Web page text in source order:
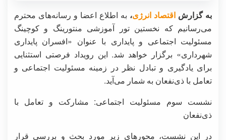
به گزارش اقتصاد انرژی، به اطلاع اعضا و رسانه‌های محترم
می‌رسانیم که نخستین تور آموزشی منتورینگ و کوچینگ
مسئولیت اجتماعی و پایداری با عنوان «افسران پایداری
شهرداری» برگزار خواهد شد. این رویداد فرصتی استثنایی
برای یادگیری و تبادل نظر در زمینه مسئولیت اجتماعی و
تعامل با ذی‌نفعان به شمار می‌آید.
نشست سوم مسئولیت اجتماعی: مشارکت و تعامل با
ذی‌نفعان
در این نشست، محورهای زیر مورد بحث و بررسی قرار